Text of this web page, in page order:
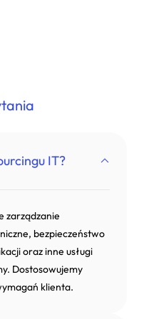
IT?
zarządzanie
bezpieczeństwo
oraz inne usługi
Dostosowujemy
klienta.